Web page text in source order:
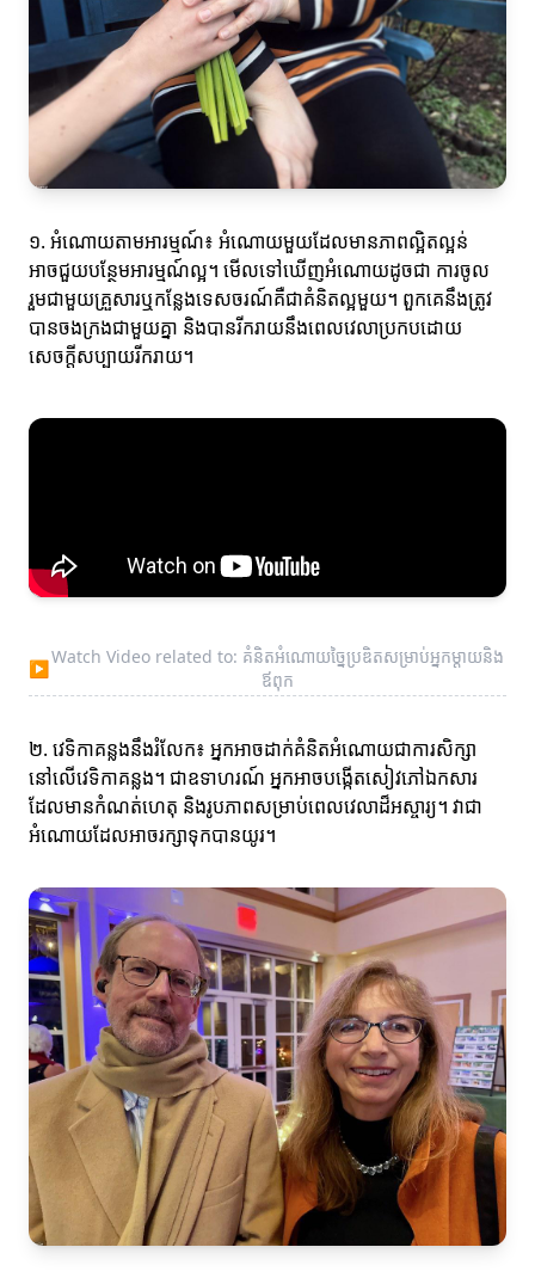
១. អំណោយតាមអារម្មណ៍៖ អំណោយមួយដែលមានភាពល្អិតល្អន់
អាចជួយបន្ថែមអារម្មណ៍ល្អ។ មើលទៅឃើញអំណោយដូចជា ការចូល
រួមជាមួយគ្រួសារឬកន្លែងទេសចរណ៍គឺជាគំនិតល្អមួយ។ ពួកគេនឹងត្រូវ
បានចងក្រងជាមួយគ្នា និងបានរីករាយនឹងពេលវេលាប្រកបដោយ
សេចក្តីសប្បាយរីករាយ។
▶
Watch Video related to: គំនិតអំណោយច្នៃប្រឌិតសម្រាប់អ្នកម្តាយនិង
ឪពុក
២. វេទិកាគន្លងនឹងរំលែក៖ អ្នកអាចដាក់គំនិតអំណោយជាការសិក្សា
នៅលើវេទិកាគន្លង។ ជាឧទាហរណ៍ អ្នកអាចបង្កើតសៀវភៅឯកសារ
ដែលមានកំណត់ហេតុ និងរូបភាពសម្រាប់ពេលវេលាដ៏អស្ចារ្យ។ វាជា
អំណោយដែលអាចរក្សាទុកបានយូរ។